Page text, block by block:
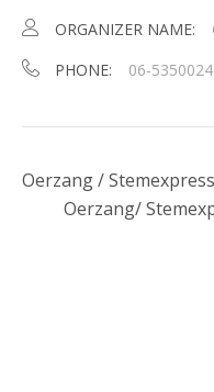
ORGANIZER NAME:
PHONE:
06-
Oerzang /
Oerzang/